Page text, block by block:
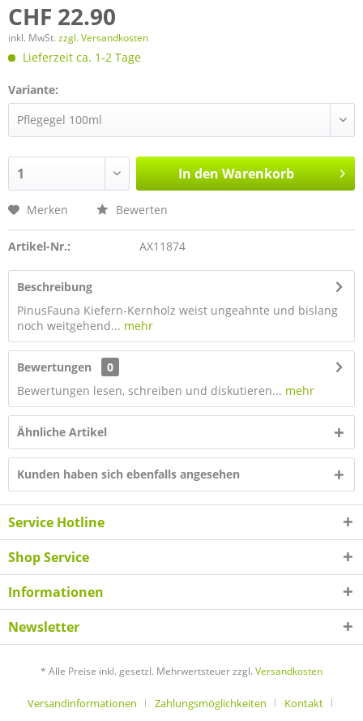
CHF 22.90
inkl. MwSt. zzgl. Versandkosten
Lieferzeit ca. 1-2 Tage
Variante:
In den Warenkorb
Merken Bewerten
Artikel-Nr.: AX11874
Beschreibung
PinusFauna Kiefern-Kernholz weist ungeahnte und bislang
noch weitgehend... mehr
Bewertungen
0
Bewertungen lesen, schreiben und diskutieren... mehr
Ähnliche Artikel
Kunden haben sich ebenfalls angesehen
Service Hotline
Shop Service
Informationen
Newsletter
* Alle Preise inkl. gesetzl. Mehrwertsteuer zzgl. Versandkosten
Versandinformationen Zahlungsmöglichkeiten Kontakt